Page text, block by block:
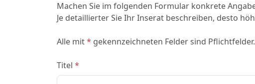
Machen Sie im folgenden Formular konkrete
Je detaillierter Sie Ihr Inserat beschreiben, desto
Alle mit* gekennzeichneten Felder sind Pflichtfelder.
Titel *